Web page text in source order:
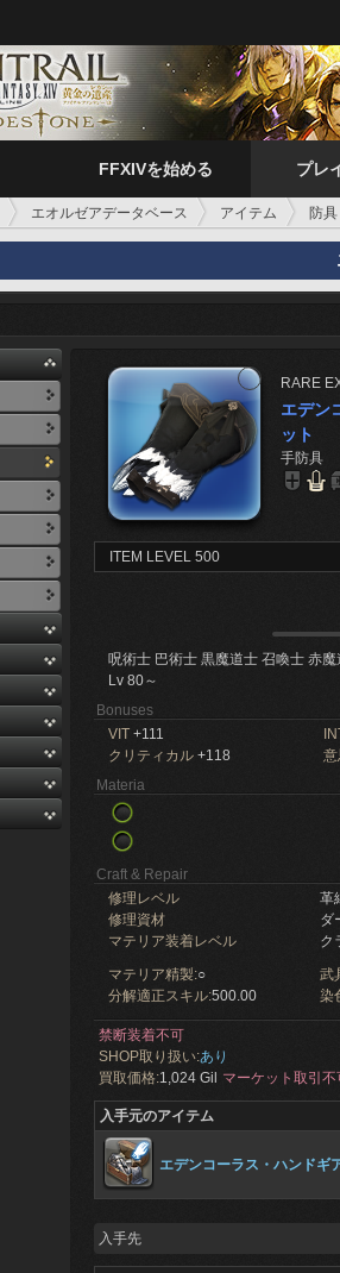
FFXIVを始める プレ
エオルゼアデータベース アイテム 防具
RARE
エデン
ット
手防具
ITEM LEVEL 500
呪術士 巴術士 黒魔道士 召喚士 赤
Lv 80～
Bonuses
VIT +111
クリティカル +118 意
Materia
Craft & Repair
修理レベル
革
修理資材
ダ
マテリア装着レベル
ク
マテリア精製:○ 武
分解適正スキル:500.00 染
禁断装着不可
SHOP取り扱い:あり
買取価格:1,024 Gil マーケット取引不
入手元のアイテム
エデンコーラス・ハンドギ
入手先